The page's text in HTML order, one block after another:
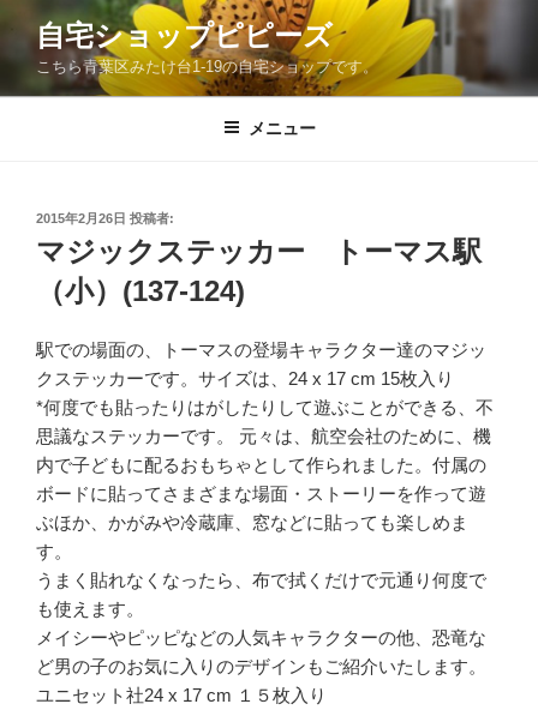
ン
自宅ショップピピーズ
こちら青葉区みたけ台1-19の自宅ショップです。
メニュー
投
日:
2015年2月26日 投稿者:
マジックステッカー トーマス駅
（小）(137-124)
駅での場面の、トーマスの登場キャラクター達のマジッ
クステッカーです。サイズは、24 x 17 cm 15枚入り
*何度でも貼ったりはがしたりして遊ぶことができる、不
思議なステッカーです。 元々は、航空会社のために、機
内で子どもに配るおもちゃとして作られました。付属の
ボードに貼ってさまざまな場面・ストーリーを作って遊
ぶほか、かがみや冷蔵庫、窓などに貼っても楽しめま
す。
うまく貼れなくなったら、布で拭くだけで元通り何度で
も使えます。
メイシーやピッピなどの人気キャラクターの他、恐竜な
ど男の子のお気に入りのデザインもご紹介いたします。
ユニセット社24 x 17 cm １５枚入り